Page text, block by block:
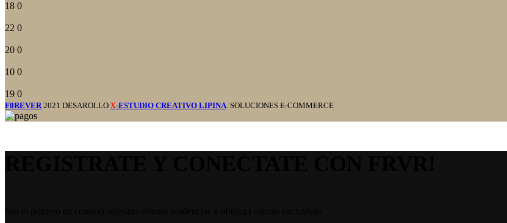
18 0
22 0
20 0
10 0
19 0
F0REVER 2021 DESAROLLO X-ESTUDIO CREATIVO LIPINA. SOLUCIONES E-COMMERCE